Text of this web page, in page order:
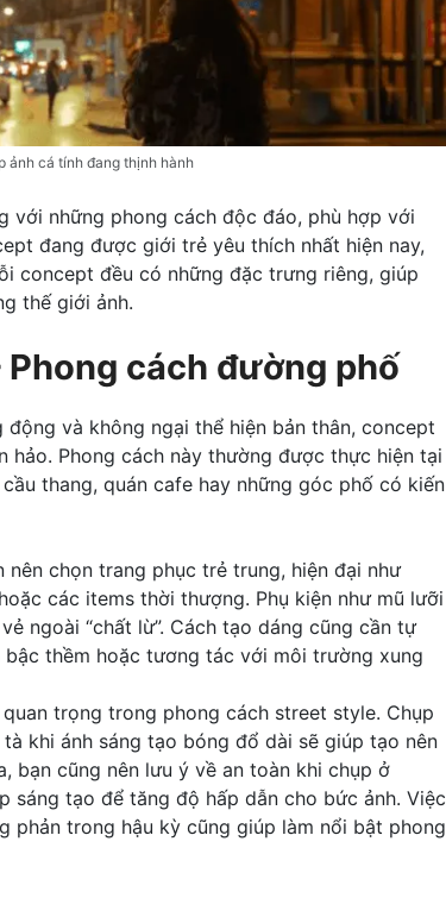
ảnh cá tính đang thịnh hành
với những phong cách độc đáo, phù hợp với
đang được giới trẻ yêu thích nhất hiện nay,
concept đều có những đặc trưng riêng, giúp
thế giới ảnh.
cách đường phố
và không ngại thể hiện bản thân, concept
hảo. Phong cách này thường được thực hiện tại
thang, quán cafe hay những góc phố có kiến
chọn trang phục trẻ trung, hiện đại như
các items thời thượng. Phụ kiện như mũ lưỡi
ngoài “chất lừ”. Cách tạo dáng cũng cần tự
thềm hoặc tương tác với môi trường xung
trọng trong phong cách street style. Chụp
khi ánh sáng tạo bóng đổ dài sẽ giúp tạo nên
bạn cũng nên lưu ý về an toàn khi chụp ở
sáng tạo để tăng độ hấp dẫn cho bức ảnh. Việc
phản trong hậu kỳ cũng giúp làm nổi bật phong